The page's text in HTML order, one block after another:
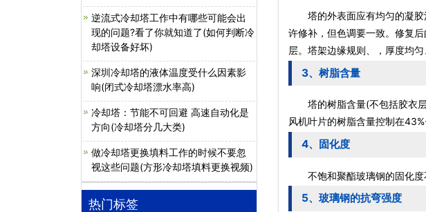
逆流式冷却塔工作中有哪些可能会出
现的问题?看了你就知道了(如何判断冷
却塔设备好坏)
深圳冷却塔的液体温度受什么因素影
响(闭式冷却塔漂水率高)
冷却塔：节能不可回避 高速自动化是
方向(冷却塔分几大类)
做冷却塔更换填料工作的时候不要忽
视这些问题(方形冷却塔填料更换视频)
热门标签
塔的外表面应有均匀的凝胶
许修补，但色调要一致。修复
层。塔架边缘规则、，厚度均
3、树脂含量
塔的树脂含量(不包括胶衣层
风机叶片的树脂含量控制在
4、固化度
不饱和聚酯玻璃钢的固化度
5、玻璃钢的抗弯强度